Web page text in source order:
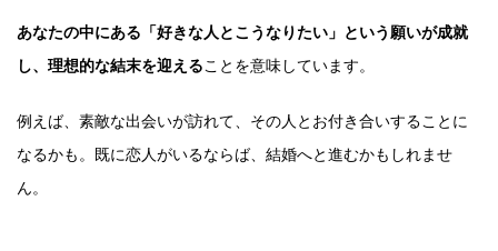
あなたの中にある「好きな人とこうなりたい」という願いが成就
し、理想的な結末を迎えることを意味しています。
例えば、素敵な出会いが訪れて、その人とお付き合いすることに
なるかも。既に恋人がいるならば、結婚へと進むかもしれませ
ん。